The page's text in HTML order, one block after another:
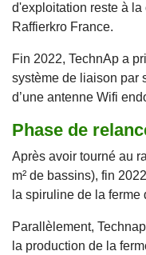
d'exploitation reste à
Raffierkro France.
Fin 2022, TechnAp a
système de liaison par
d’une antenne Wifi
Phase de
Après avoir tourné au
m² de bassins), fin
la spiruline de la ferme
Parallèlement,
la production de la